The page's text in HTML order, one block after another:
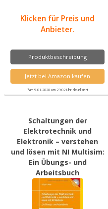
Klicken für Preis und
Anbieter.
Produktbeschreibung
Jetzt bei Amazon kaufen
*am 9.01.2020 um 23:02 Uhr aktualisiert
Schaltungen der
Elektrotechnik und
Elektronik – verstehen
und lösen mit NI Multisim:
Ein Übungs- und
Arbeitsbuch